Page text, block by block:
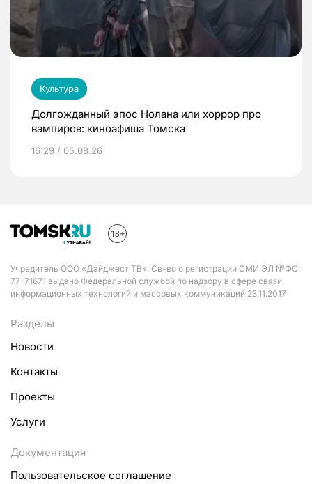
Культура
Долгожданный эпос Нолана или хоррор про
вампиров: киноафиша Томска
16:29 / 05.08.26
Учредитель ООО «Дайджест ТВ». Св-во о регистрации СМИ ЭЛ №ФС
77-71671 выдано Федеральной службой по надзору в сфере связи,
информационных технологий и массовых коммуникаций 23.11.2017
Разделы
Новости
Контакты
Проекты
Услуги
Документация
Пользовательское соглашение